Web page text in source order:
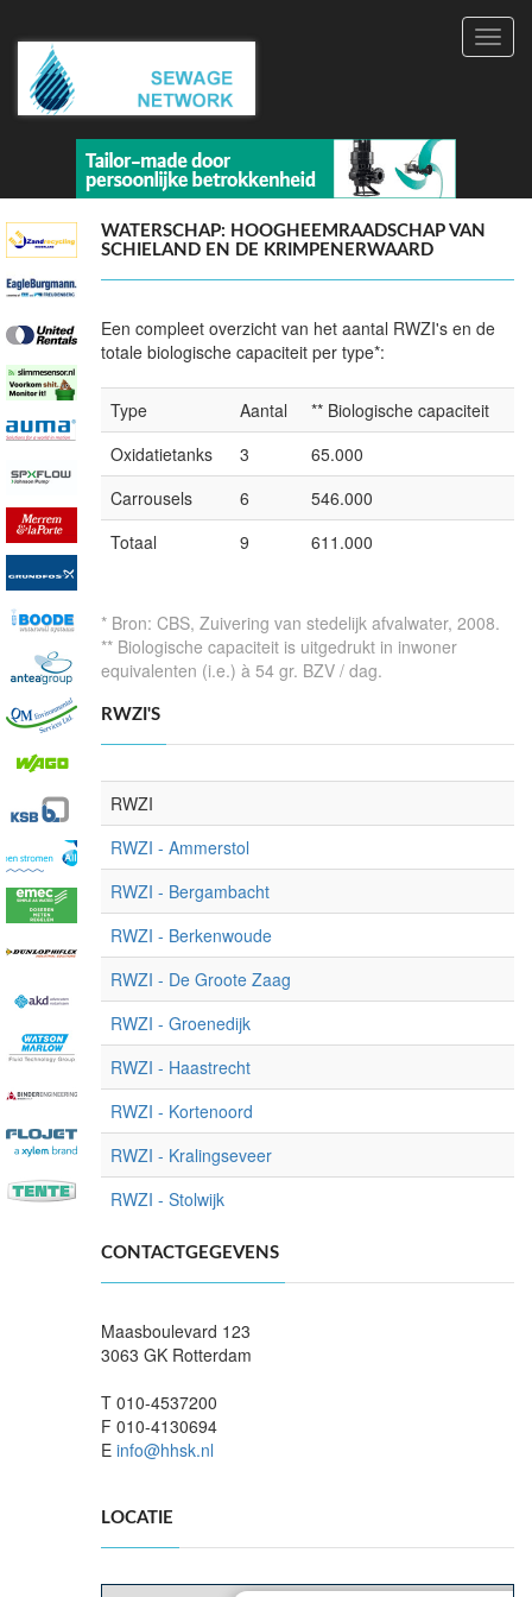
WATERSCHAP: HOOGHEEMRAADSCHAP VAN
SCHIELAND EN DE KRIMPENERWAARD
Een compleet overzicht van het aantal RWZI's en de
totale biologische capaciteit per type*:
Type Aantal
** Biologische capaciteit
Oxidatietanks
3
65.000
Carrousels
6
546.000
Totaal
9 611.000
* Bron: CBS, Zuivering van stedelijk afvalwater, 2008.
** Biologische capaciteit is uitgedrukt in inwoner
equivalenten (i.e.) à 54 gr. BZV / dag.
RWZI'S
RWZI
RWZI - Ammerstol
RWZI - Bergambacht
RWZI - Berkenwoude
RWZI - De Groote Zaag
RWZI - Groenedijk
RWZI - Haastrecht
RWZI - Kortenoord
RWZI - Kralingseveer
RWZI - Stolwijk
CONTACTGEGEVENS
Maasboulevard 123
3063 GK Rotterdam
T 010-4537200
F 010-4130694
E info@hhsk.nl
LOCATIE